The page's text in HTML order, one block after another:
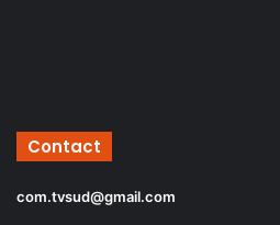
Contact
com.tvsud@gmail.com